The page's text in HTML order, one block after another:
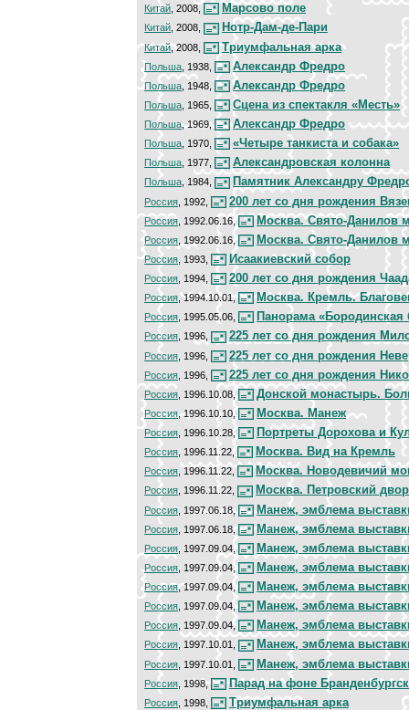
Китай , 2008, Марсово поле
Китай , 2008, Нотр-Дам-де-Пари
Китай, 2008, Триумфальная арка
Польша , 1938, Александр Фредро
Польша , 1948, Александр Фредро
Польша , 1965, Сцена из спектакля «Месть»
Польша, 1969, Александр Фредро
Польша , 1970, «Четыре танкиста и собака»
Польша , 1977, Александровская колонна
Польша , 1984, Памятник Александру
Россия , 1992, 200 лет со дня рождения
Россия , 1992.06.16, Москва. Свято-Данилов
Россия , 1992.06.16, Москва. Свято-Данилов
Россия , 1993, Исаакиевский собор
Россия , 1994, 200 лет со дня рождения
Россия, 1994.10.01, Москва. Кремль.
Россия , 1995.05.06, Панорама «Бородинская
Россия , 1996, 225 лет со дня рождения
Россия , 1996, 225 лет со дня рождения
Россия , 1996, 225 лет со дня рождения
Россия , 1996.10.08, Донской монастырь.
Россия, 1996.10.10, Москва. Манеж
Россия , 1996.10.28, Портреты Дорохова и
Россия , 1996.11.22, Москва. Вид на Кремль
Россия , 1996.11.22, Москва. Новодевичий
Россия , 1996.11.22, Москва. Петровский
Россия , 1997.06.18, Манеж, эмблема
Россия , 1997.06.18, Манеж, эмблема
Россия , 1997.09.04, Манеж, эмблема
Россия , 1997.09.04, Манеж, эмблема
Россия, 1997.09.04, Манеж, эмблема
Россия , 1997.09.04, Манеж, эмблема
Россия , 1997.09.04, Манеж, эмблема
Россия , 1997.10.01, Манеж, эмблема
Россия , 1997.10.01, Манеж, эмблема
Россия , 1998, Парад на фоне
Россия , 1998, Триумфальная арка